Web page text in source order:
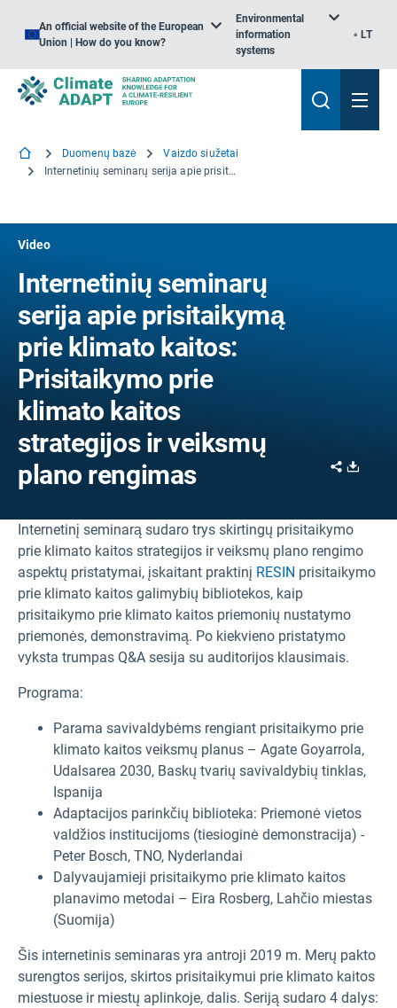
An official website of the European
Union | How do you know?
Environmental
information
systems
LT
Duomenų bazė
Vaizdo siužetai
Internetinių seminarų serija apie prisitaikymą prie klimato kaitos: Prisitaikymo prie klimato kaitos strategijos ir veiksmų plano rengimas
Video
Internetinių seminarų
serija apie prisitaikymą
prie klimato kaitos:
Prisitaikymo prie
klimato kaitos
strategijos ir veiksmų
plano rengimas
Share
Internetinį seminarą sudaro trys skirtingų prisitaikymo
prie klimato kaitos strategijos ir veiksmų plano rengimo
aspektų pristatymai, įskaitant praktinį RESIN prisitaikymo
prie klimato kaitos galimybių bibliotekos, kaip
prisitaikymo prie klimato kaitos priemonių nustatymo
priemonės, demonstravimą. Po kiekvieno pristatymo
vyksta trumpas Q&A sesija su auditorijos klausimais.
Programa:
Parama savivaldybėms rengiant prisitaikymo prie
klimato kaitos veiksmų planus – Agate Goyarrola,
Udalsarea 2030, Baskų tvarių savivaldybių tinklas,
Ispanija
Adaptacijos parinkčių biblioteka: Priemonė vietos
valdžios institucijoms (tiesioginė demonstracija) -
Peter Bosch, TNO, Nyderlandai
Dalyvaujamieji prisitaikymo prie klimato kaitos
planavimo metodai – Eira Rosberg, Lahčio miestas
(Suomija)
Šis internetinis seminaras yra antroji 2019 m. Merų pakto
surengtos serijos, skirtos prisitaikymui prie klimato kaitos
miestuose ir miestų aplinkoje, dalis. Seriją sudaro 4 dalys: